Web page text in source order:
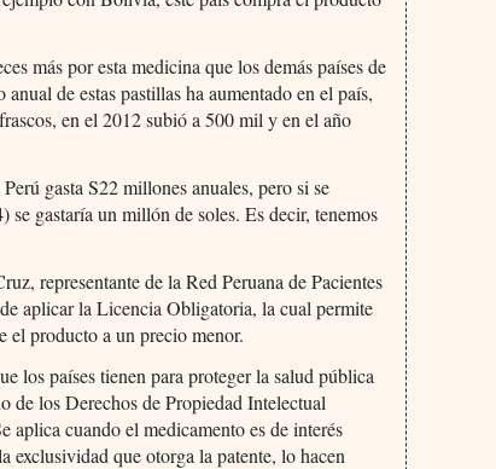
más por esta medicina que los demás países de
de estas pastillas ha aumentado en el país,
en el 2012 subió a 500 mil y en el año
gasta S22 millones anuales, pero si se
gastaría un millón de soles. Es decir, tenemos
representante de la Red Peruana de Pacientes
aplicar la Licencia Obligatoria, la cual permite
el producto a un precio menor.
los países tienen para proteger la salud pública
de los Derechos de Propiedad Intelectual
cuando el medicamento es de interés
que otorga la patente, lo hacen